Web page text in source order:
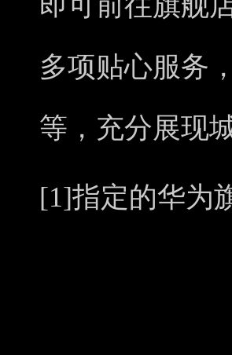
多项贴心服务
等，充分展现
[1]指定的华为